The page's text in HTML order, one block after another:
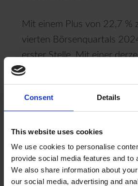
Consent Details
This website uses cookies
We use cookies to personalise
provide social media features and to
We also share information about
our social media, advertising and
Mit einem Plus von 22,7 %
vierten Börsenquartals
erster Stelle. Mit einer
Reserve von über 10.000
wird Vergleichszeitraum
(+ 17,2 %) als auch den
Wird die Performance-
vorangegangenen
dem Start am 30.12.2020